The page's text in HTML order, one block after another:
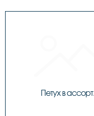
Петух в ассорт.